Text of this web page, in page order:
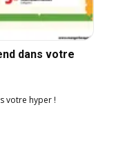
dans votre
votre hyper !